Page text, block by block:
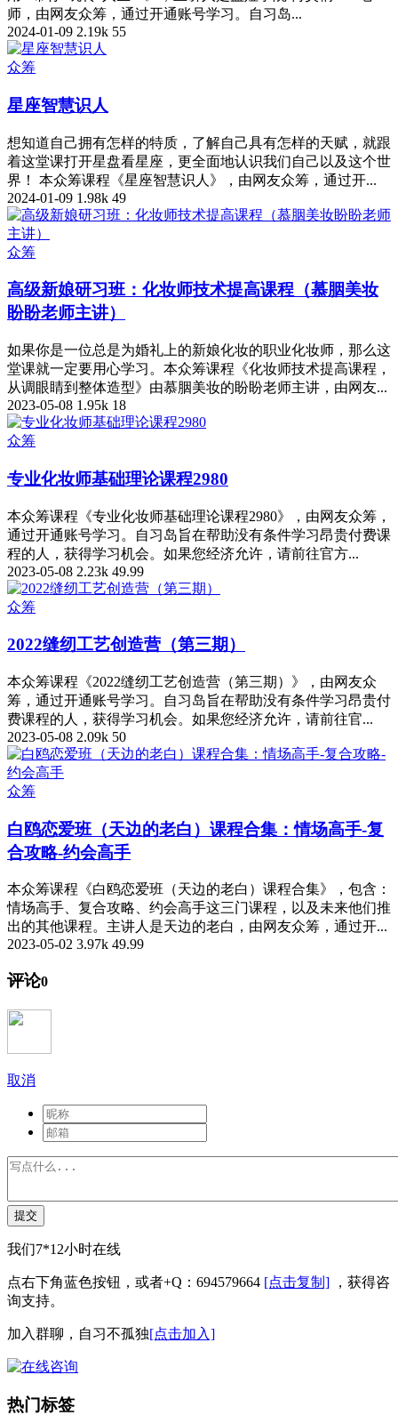
师，由网友众筹，通过开通账号学习。自习岛...
2024-01-09 2.19k 55
众筹
星座智慧识人
想知道自己拥有怎样的特质，了解自己具有怎样的天赋，就跟
着这堂课打开星盘看星座，更全面地认识我们自己以及这个世
界！ 本众筹课程《星座智慧识人》，由网友众筹，通过开...
2024-01-09 1.98k 49
众筹
高级新娘研习班：化妆师技术提高课程（慕胭美妆
盼盼老师主讲）
如果你是一位总是为婚礼上的新娘化妆的职业化妆师，那么这
堂课就一定要用心学习。本众筹课程《化妆师技术提高课程，
从调眼睛到整体造型》由慕胭美妆的盼盼老师主讲，由网友...
2023-05-08 1.95k 18
众筹
专业化妆师基础理论课程2980
本众筹课程《专业化妆师基础理论课程2980》，由网友众筹，
通过开通账号学习。自习岛旨在帮助没有条件学习昂贵付费课
程的人，获得学习机会。如果您经济允许，请前往官方...
2023-05-08 2.23k 49.99
众筹
2022缝纫工艺创造营（第三期）
本众筹课程《2022缝纫工艺创造营（第三期）》，由网友众
筹，通过开通账号学习。自习岛旨在帮助没有条件学习昂贵付
费课程的人，获得学习机会。如果您经济允许，请前往官...
2023-05-08 2.09k 50
众筹
白鸥恋爱班（天边的老白）课程合集：情场高手-复
合攻略-约会高手
本众筹课程《白鸥恋爱班（天边的老白）课程合集》，包含：
情场高手、复合攻略、约会高手这三门课程，以及未来他们推
出的其他课程。主讲人是天边的老白，由网友众筹，通过开...
2023-05-02 3.97k 49.99
评论0
取消
提交
我们7*12小时在线
点右下角蓝色按钮，或者+Q：694579664 [点击复制] ，获得咨
询支持。
加入群聊，自习不孤独[点击加入]
热门标签